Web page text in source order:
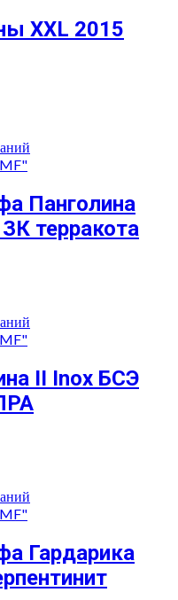
XXL 2015
Панголина
терракота
II Inox БСЭ
Гардарика